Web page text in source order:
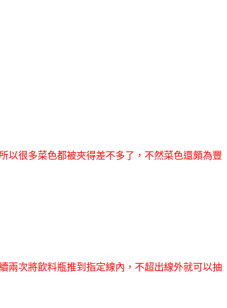
以很多菜色都被夾得差不多了，不然菜色還頗為豐
兩次將飲料瓶推到指定線內，不超出線外就可以抽